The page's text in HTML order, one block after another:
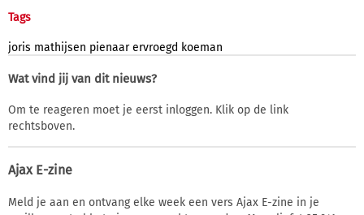
Tags
joris mathijsen pienaar ervroegd koeman
Wat vind jij van dit nieuws?
Om te reageren moet je eerst inloggen. Klik op de link
rechtsboven.
Ajax E-zine
Meld je aan en ontvang elke week een vers Ajax E-zine in je